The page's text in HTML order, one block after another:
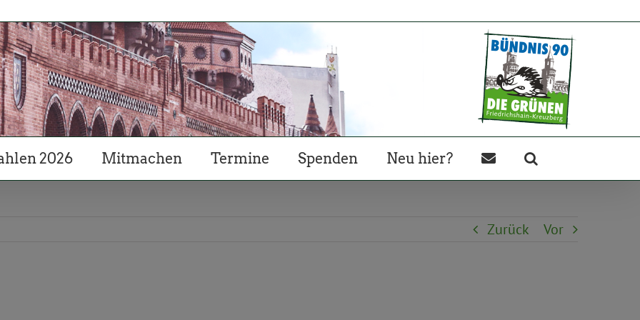
2026 Mitmachen Termine Spenden Neu hier?
Zurück Vor